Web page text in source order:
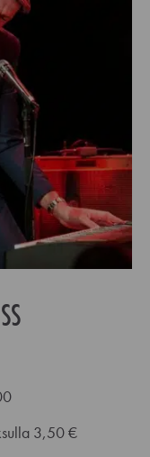
3,50 €